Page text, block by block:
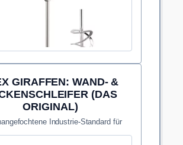
GIRAFFEN: WAND- &
(DAS
ORIGINAL)
Industrie-Standard für